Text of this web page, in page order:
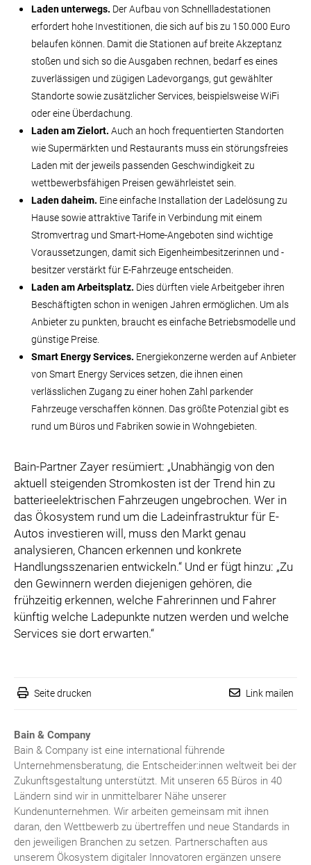
Laden unterwegs. Der Aufbau von Schnellladestationen
erfordert hohe Investitionen, die sich auf bis zu 150.000 Euro
belaufen können. Damit die Stationen auf breite Akzeptanz
stoßen und sich so die Ausgaben rechnen, bedarf es eines
zuverlässigen und zügigen Ladevorgangs, gut gewählter
Standorte sowie zusätzlicher Services, beispielsweise WiFi
oder eine Überdachung.
Laden am Zielort. Auch an hoch frequentierten Standorten
wie Supermärkten und Restaurants muss ein störungsfreies
Laden mit der jeweils passenden Geschwindigkeit zu
wettbewerbsfähigen Preisen gewährleistet sein.
Laden daheim. Eine einfache Installation der Ladelösung zu
Hause sowie attraktive Tarife in Verbindung mit einem
Stromvertrag und Smart-Home-Angeboten sind wichtige
Voraussetzungen, damit sich Eigenheimbesitzerinnen und -
besitzer verstärkt für E-Fahrzeuge entscheiden.
Laden am Arbeitsplatz. Dies dürften viele Arbeitgeber ihren
Beschäftigten schon in wenigen Jahren ermöglichen. Um als
Anbieter zu punkten, braucht es einfache Betriebsmodelle und
günstige Preise.
Smart Energy Services. Energiekonzerne werden auf Anbieter
von Smart Energy Services setzen, die ihnen einen
verlässlichen Zugang zu einer hohen Zahl parkender
Fahrzeuge verschaffen können. Das größte Potenzial gibt es
rund um Büros und Fabriken sowie in Wohngebieten.
Bain-Partner Zayer resümiert: „Unabhängig von den
aktuell steigenden Stromkosten ist der Trend hin zu
batterieelektrischen Fahrzeugen ungebrochen. Wer in
das Ökosystem rund um die Ladeinfrastruktur für E-
Autos investieren will, muss den Markt genau
analysieren, Chancen erkennen und konkrete
Handlungsszenarien entwickeln.“ Und er fügt hinzu: „Zu
den Gewinnern werden diejenigen gehören, die
frühzeitig erkennen, welche Fahrerinnen und Fahrer
künftig welche Ladepunkte nutzen werden und welche
Services sie dort erwarten.“
Seite drucken Link mailen
Bain & Company
Bain & Company ist eine international führende
Unternehmensberatung, die Entscheider:innen weltweit bei der
Zukunftsgestaltung unterstützt . Mit unseren 65 Büros in 40
Ländern sind wir in unmittelbarer Nähe unserer
Kundenunternehmen. Wir arbeiten gemeinsam mit ihnen
daran, den Wettbewerb zu übertreffen und neue Standards in
den jeweiligen Branchen zu setzen. Partnerschaften aus
unserem Ökosystem digitaler Innovatoren ergänzen unsere